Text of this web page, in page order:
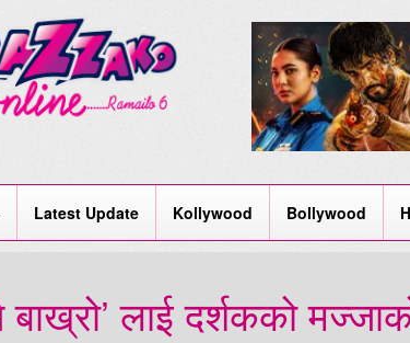
Latest Update Kollywood Bollywood
बाख्रो’ लाई दर्शकको